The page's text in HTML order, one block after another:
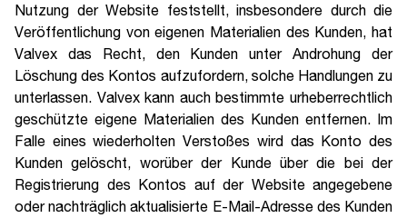
Nutzung der Website feststellt, insbesondere durch die
Veröffentlichung von eigenen Materialien des Kunden, hat
Valvex das Recht, den Kunden unter Androhung der
Löschung des Kontos aufzufordern, solche Handlungen zu
unterlassen. Valvex kann auch bestimmte urheberrechtlich
geschützte eigene Materialien des Kunden entfernen. Im
Falle eines wiederholten Verstoßes wird das Konto des
Kunden gelöscht, worüber der Kunde über die bei der
Registrierung des Kontos auf der Website angegebene
oder nachträglich aktualisierte E-Mail-Adresse des Kunden